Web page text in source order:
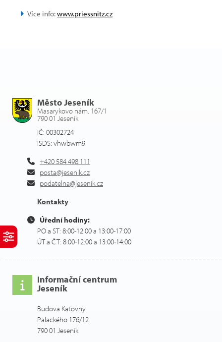
Více info:www.priessnitz.cz
Město Jeseník
Masarykovo nám. 167/1
790 01 Jeseník
IČ: 00302724
ISDS: vhwbwm9
+420 584 498 111
posta@jesenik.cz
podatelna@jesenik.cz
Kontakty
Úřední hodiny:
PO a ST: 8:00-12:00 a 13:00-17:00
ÚT a ČT: 8:00-12:00 a 13:00-14:00
Informační centrum
Jeseník
Budova Katovny
Palackého 176/12
790 01 Jeseník